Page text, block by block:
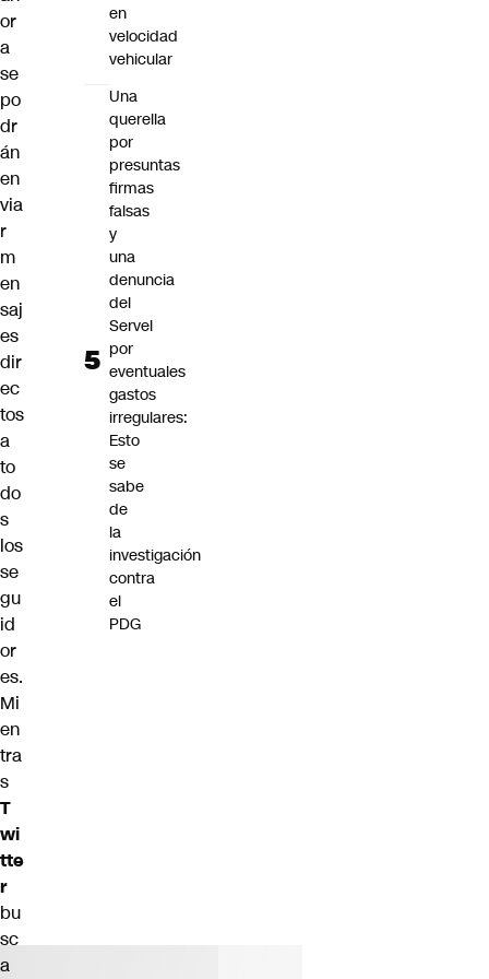
or
a
se
po
dr
án
en
via
r
m
en
saj
es
dir
ec
tos
a
to
do
s
los
se
gu
id
or
es.
Mi
en
tra
s
T
wi
tte
r
bu
sc
a
en
velocidad
vehicular
Una
querella
por
presuntas
firmas
falsas
y
una
denuncia
del
Servel
por
eventuales
gastos
irregulares:
Esto
se
sabe
de
la
investigación
contra
el
PDG